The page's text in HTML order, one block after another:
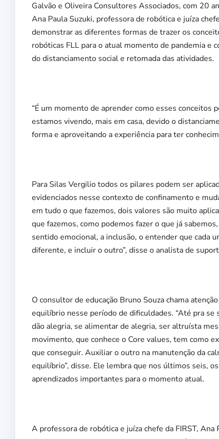
Galvão e Oliveira Consultores Associados, com 20
Ana Paula Suzuki, professora de robótica e juíza
demonstrar as diferentes formas de trazer os
robóticas FLL para o atual momento de pandemia e
do distanciamento social e retomada das atividades.
“É um momento de aprender como esses
estamos vivendo, mais em casa, devido o
forma e aproveitando a experiência para ter
Para Silas Vergilio todos os pilares podem ser
evidenciados nesse contexto de confinamento e
em tudo o que fazemos, dois valores são muito
que fazemos, como podemos fazer o que já
sentido emocional, a inclusão, o entender que cada
diferente, e incluir o outro”, disse o analista de
O consultor de educação Bruno Souza chama
equilíbrio nesse período de dificuldades. “Até pra
dão alegria, se alimentar de alegria, ser altruísta
movimento, que conhece o Core values, tem como
que conseguir. Auxiliar o outro na manutenção da
equilíbrio”, disse. Ele lembra que nos últimos seis,
aprendizados importantes para o momento atual.
A professora de robótica e juíza chefe da FIRST,